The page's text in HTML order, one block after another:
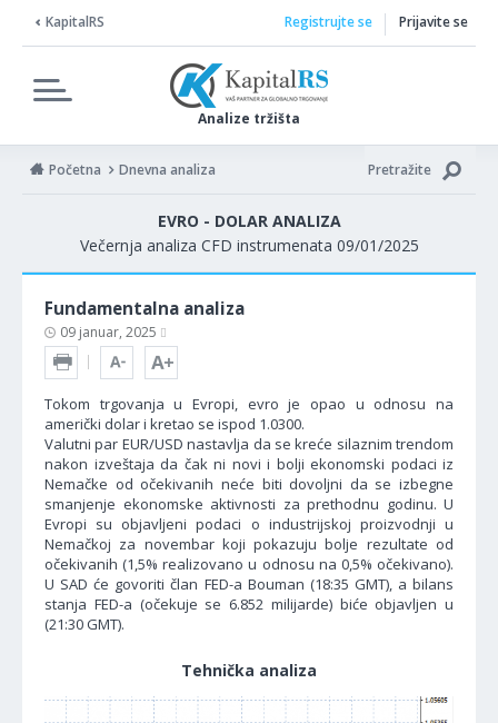
KapitalRS
Analize tržišta
Registrujte se Prijavite se
Početna Dnevna analiza Pretražite
EVRO - DOLAR ANALIZA
Večernja analiza CFD instrumenata 09/01/2025
Fundamentalna analiza
09 januar, 2025
Tokom trgovanja u Evropi, evro je opao u odnosu na
američki dolar i kretao se ispod 1.0300.
Valutni par EUR/USD nastavlja da se kreće silaznim trendom
nakon izveštaja da čak ni novi i bolji ekonomski podaci iz
Nemačke od očekivanih neće biti dovoljni da se izbegne
smanjenje ekonomske aktivnosti za prethodnu godinu. U
Evropi su objavljeni podaci o industrijskoj proizvodnji u
Nemačkoj za novembar koji pokazuju bolje rezultate od
očekivanih (1,5% realizovano u odnosu na 0,5% očekivano).
U SAD će govoriti član FED-a Bouman (18:35 GMT), a bilans
stanja FED-a (očekuje se 6.852 milijarde) biće objavljen u
(21:30 GMT).
Tehnička analiza